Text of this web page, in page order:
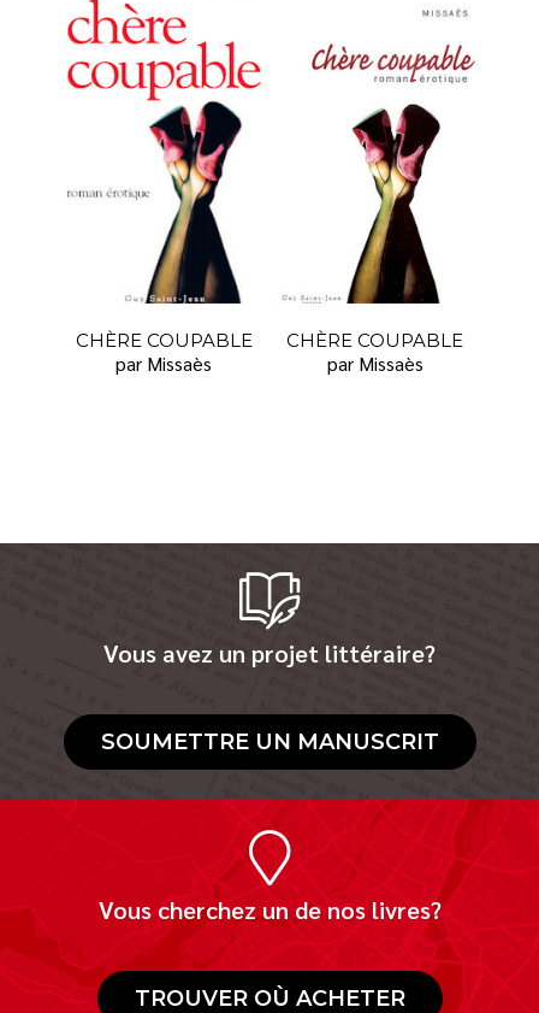
CHÈRE COUPABLE
par Missaès
CHÈRE COUPABLE
par Missaès
Vous avez un projet littéraire?
SOUMETTRE UN MANUSCRIT
Vous cherchez un de nos livres?
TROUVER OÙ ACHETER